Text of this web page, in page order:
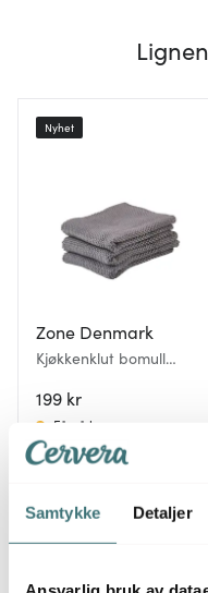
Samtykke Detaljer
Zone Denmark
Kjøkkenklut bomull
199 kr
Nyhet
Få på lager
Du